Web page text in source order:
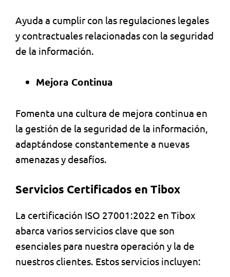
Ayuda a cumplir con las regulaciones legales
y contractuales relacionadas con la seguridad
de la información.
Mejora Continua
Fomenta una cultura de mejora continua en
la gestión de la seguridad de la información,
adaptándose constantemente a nuevas
amenazas y desafíos.
Servicios Certificados en Tibox
La certificación ISO 27001:2022 en Tibox
abarca varios servicios clave que son
esenciales para nuestra operación y la de
nuestros clientes. Estos servicios incluyen: